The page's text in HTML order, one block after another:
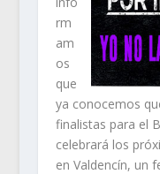
rm
am
os
que
ya conocemos
finalistas para el
celebrará los
en Valdencín, un